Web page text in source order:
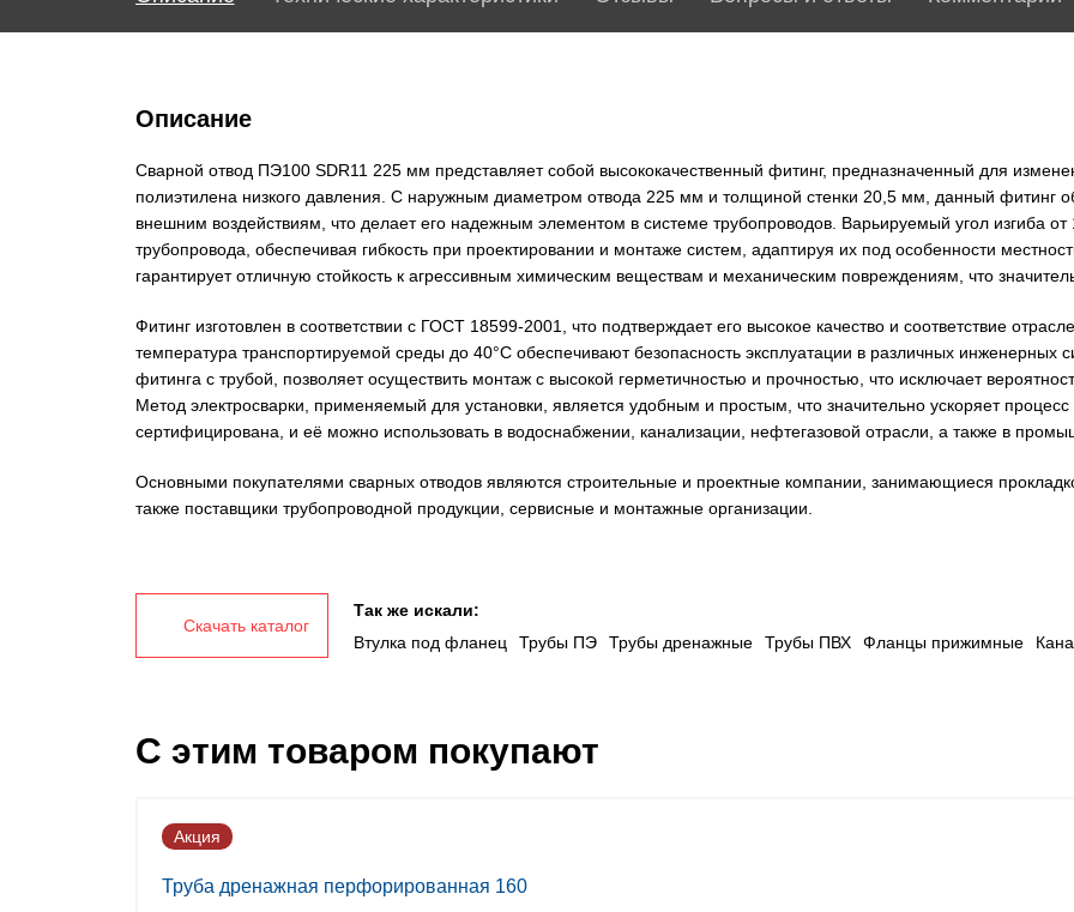
Описание
Сварной отвод ПЭ100 SDR11 225 мм представляет собой высококачественный фитинг, предназначенный для
полиэтилена низкого давления. С наружным диаметром отвода 225 мм и толщиной стенки 20,5 мм, данный фитинг
внешним воздействиям, что делает его надежным элементом в системе трубопроводов. Варьируемый угол изгиба от
трубопровода, обеспечивая гибкость при проектировании и монтаже систем, адаптируя их под особенности
гарантирует отличную стойкость к агрессивным химическим веществам и механическим повреждениям, что
Фитинг изготовлен в соответствии с ГОСТ 18599-2001, что подтверждает его высокое качество и соответствие
температура транспортируемой среды до 40°С обеспечивают безопасность эксплуатации в различных инженерных
фитинга с трубой, позволяет осуществить монтаж с высокой герметичностью и прочностью, что исключает
Метод электросварки, применяемый для установки, является удобным и простым, что значительно ускоряет
сертифицирована, и её можно использовать в водоснабжении, канализации, нефтегазовой отрасли, а также в
Основными покупателями сварных отводов являются строительные и проектные компании, занимающиеся
также поставщики трубопроводной продукции, сервисные и монтажные организации.
Скачать каталог
Так же искали:
Втулка под фланец
Трубы ПЭ Трубы дренажные Трубы ПВХ Фланцы прижимные
С этим товаром покупают
Акция
Труба дренажная перфорированная 160